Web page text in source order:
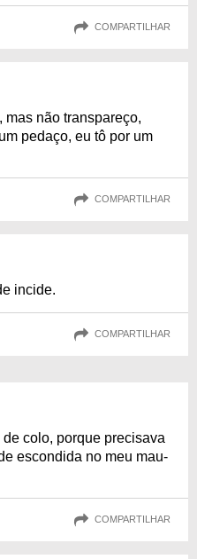
COMPARTILHAR
mas não transpareço,
pedaço, eu tô por um
COMPARTILHAR
incide.
COMPARTILHAR
colo, porque precisava
escondida no meu mau-
COMPARTILHAR